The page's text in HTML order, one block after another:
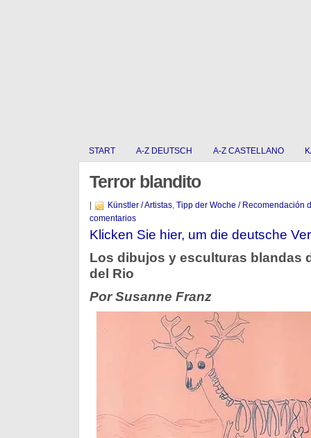
START A-Z DEUTSCH A-Z CASTELLANO
Terror blandito
Künstler / Artistas, Tipp der Woche / Recomendación
comentarios
Klicken Sie hier, um die deutsche
Los dibujos y esculturas blandas
del Rio
Por Susanne Franz